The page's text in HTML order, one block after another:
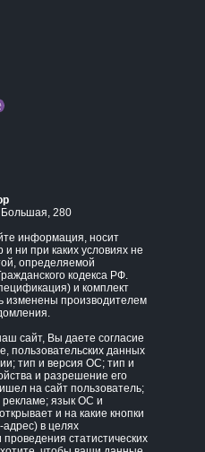
Большая, 280
информация, носит
ни при каких условиях не
определяемой
кодекса РФ.
и комплект
изменены производителем
сайт, Вы даете согласие
пользовательских данных
тип и версия ОС; тип и
и разрешение его
на сайт пользователь;
рекламе; язык ОС и
и на какие кнопки
в целях
статистических